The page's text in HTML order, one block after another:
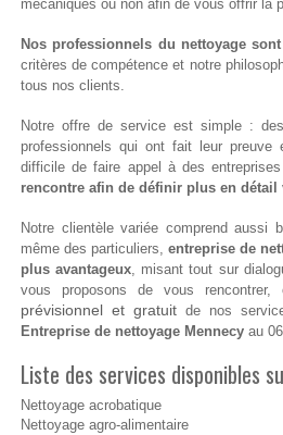
mécaniques ou non afin de vous offrir la
Nos professionnels du nettoyage
critères de compétence et notre
tous nos clients.
Notre offre de service est simple :
professionnels qui ont fait leur
difficile de faire appel à des
rencontre afin de définir plus en détail
Notre clientèle variée comprend aussi
même des particuliers, entreprise de
plus avantageux, misant tout sur
vous proposons de vous
prévisionnel et gratuit de nos
Entreprise de nettoyage Mennecy au
Liste des services disponibles
Nettoyage acrobatique
Nettoyage agro-alimentaire